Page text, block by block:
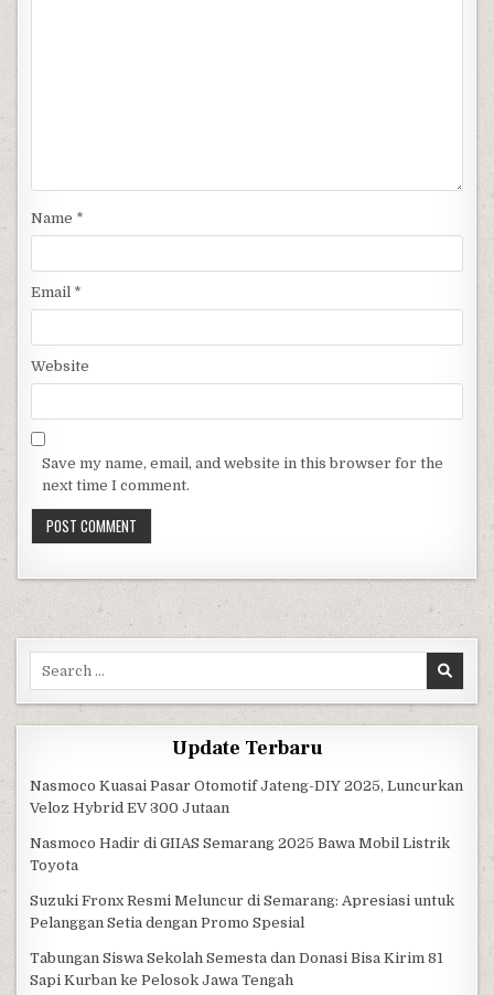
Name *
Email *
Website
Save my name, email, and website in this browser for the
next time I comment.
Search for:
Update Terbaru
Nasmoco Kuasai Pasar Otomotif Jateng-DIY 2025, Luncurkan
Veloz Hybrid EV 300 Jutaan
Nasmoco Hadir di GIIAS Semarang 2025 Bawa Mobil Listrik
Toyota
Suzuki Fronx Resmi Meluncur di Semarang: Apresiasi untuk
Pelanggan Setia dengan Promo Spesial
Tabungan Siswa Sekolah Semesta dan Donasi Bisa Kirim 81
Sapi Kurban ke Pelosok Jawa Tengah